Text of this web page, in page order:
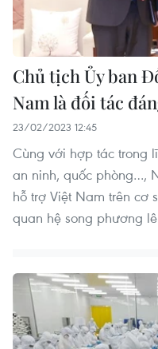
Chủ tịch Ủy ban
Nam là đối tác
23/02/2023 12:45
Cùng với hợp tác trong
an ninh, quốc phòng…,
hỗ trợ Việt Nam trên cơ
quan hệ song phương